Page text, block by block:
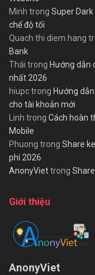
Minh trong Super
chế độ tối
Quach thi diem hang
Bank
Thái trong Hướng dẫn
nhất 2026
hiupctrong Hướng
cho tài khoản mới
Linh trong Cách hoàn
Mobile
Phuong trong Share
phí 2026
AnonyViettrong
Giới thiệu
AnonyViet